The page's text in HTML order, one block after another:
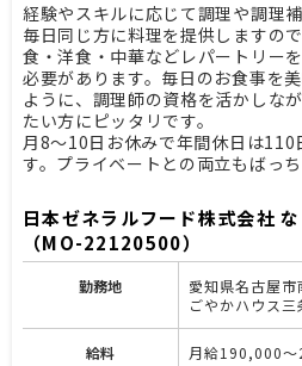
経験やスキルに応じて調理や調理
毎日同じ方に料理を提供しますの
食・洋食・中華などレパートリー
必要があります。毎日のお食事を
ように、調理師の資格を活かしな
たい方にピッタリです。
月8～10日お休みで年間休日は110
す。プライベートとの両立もばっち
日本ゼネラルフード株式会社
（MO-22120500）
勤務地
愛知県名古屋
ごやかハウス三
給料 月給190,000